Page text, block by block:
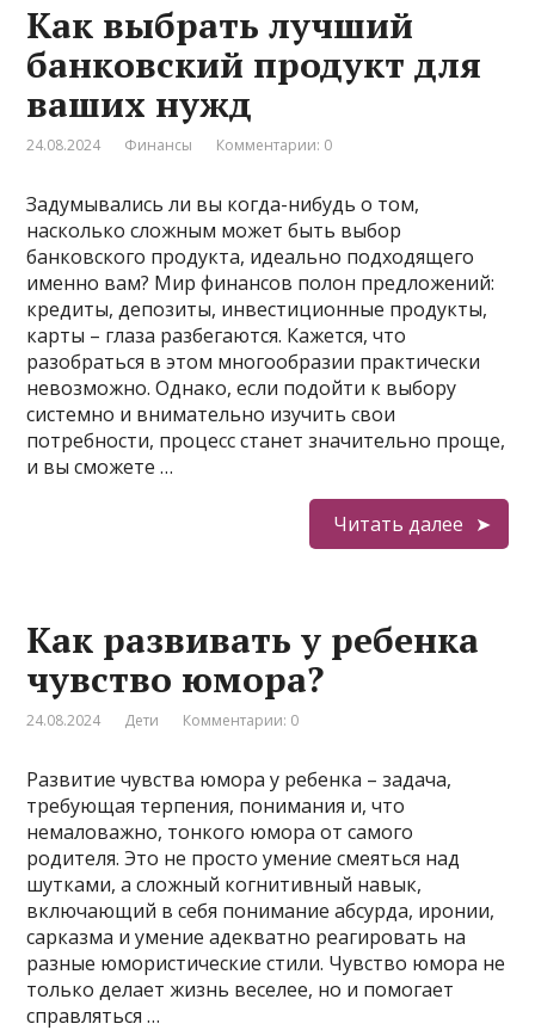
Как выбрать лучший
банковский продукт для
ваших нужд
24.08.2024 Финансы Комментарии: 0
Задумывались ли вы когда-нибудь о том,
насколько сложным может быть выбор
банковского продукта, идеально подходящего
именно вам? Мир финансов полон предложений:
кредиты, депозиты, инвестиционные продукты,
карты – глаза разбегаются. Кажется, что
разобраться в этом многообразии практически
невозможно. Однако, если подойти к выбору
системно и внимательно изучить свои
потребности, процесс станет значительно проще,
и вы сможете …
Читать далее
Как развивать у ребенка
чувство юмора?
24.08.2024 Дети Комментарии: 0
Развитие чувства юмора у ребенка – задача,
требующая терпения, понимания и, что
немаловажно, тонкого юмора от самого
родителя. Это не просто умение смеяться над
шутками, а сложный когнитивный навык,
включающий в себя понимание абсурда, иронии,
сарказма и умение адекватно реагировать на
разные юмористические стили. Чувство юмора не
только делает жизнь веселее, но и помогает
справляться …